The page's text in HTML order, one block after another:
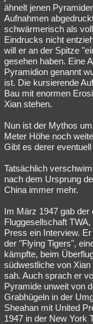
ähnelt jenen
Aufnahmen
schwärmerisch als
Eindrucks nicht
will er an der Spitze
gesehen haben. Eine
Pyramidion genannt
ist. Die kursierende
Bau mit enormen
Xian stehen.
Nun ist der Mythos
Meter Höhe noch
Gibt es derer
Tatsächlich
nach dem Ursprung
China immer mehr.
Im März 1947 gab der
Fluggesellschaft
Press ein Interview.
der "Flying Tigers",
kämpfte, beim
südwestliche von
sah. Auch sprach er
Pyramide unweit von
Grabhügeln in der
Sheahan mit United
1947 in der New York